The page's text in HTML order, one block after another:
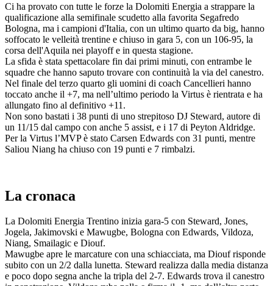
Ci ha provato con tutte le forze la Dolomiti Energia a strappare la
qualificazione alla semifinale scudetto alla favorita Segafredo
Bologna, ma i campioni d'Italia, con un ultimo quarto da big, hanno
soffocato le velleità trentine e chiuso in gara 5, con un 106-95, la
corsa dell'Aquila nei playoff e in questa stagione.
La sfida è stata spettacolare fin dai primi minuti, con entrambe le
squadre che hanno saputo trovare con continuità la via del canestro.
Nel finale del terzo quarto gli uomini di coach Cancellieri hanno
toccato anche il +7, ma nell’ultimo periodo la Virtus è rientrata e ha
allungato fino al definitivo +11.
Non sono bastati i 38 punti di uno strepitoso DJ Steward, autore di
un 11/15 dal campo con anche 5 assist, e i 17 di Peyton Aldridge.
Per la Virtus l’MVP è stato Carsen Edwards con 31 punti, mentre
Saliou Niang ha chiuso con 19 punti e 7 rimbalzi.
La cronaca
La Dolomiti Energia Trentino inizia gara-5 con Steward, Jones,
Jogela, Jakimovski e Mawugbe, Bologna con Edwards, Vildoza,
Niang, Smailagic e Diouf.
Mawugbe apre le marcature con una schiacciata, ma Diouf risponde
subito con un 2/2 dalla lunetta. Steward realizza dalla media distanza
e poco dopo segna anche la tripla del 2-7. Edwards trova il canestro